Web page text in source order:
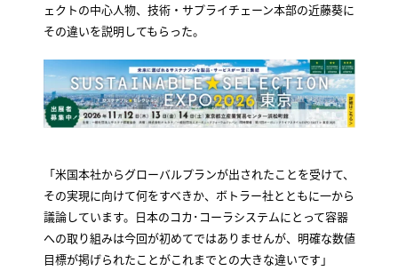
ェクトの中心人物、技術・サプライチェーン本部の近藤葵に
その違いを説明してもらった。
「米国本社からグローバルプランが出されたことを受けて、
その実現に向けて何をすべきか、ボトラー社とともに一から
議論しています。日本のコカ･コーラシステムにとって容器
への取り組みは今回が初めてではありませんが、明確な数値
目標が掲げられたことがこれまでとの大きな違いです」